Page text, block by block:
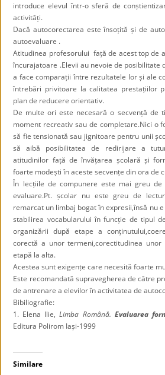
introduce elevul într-o sferă de
activități.
Dacă autocorectarea este însoțită și de
autoevaluare .
Atitudinea profesorului față de acest top de
încurajatoare .Elevii au nevoie de posibilitate
a face comparații între rezultatele lor și ale
întrebări privitoare la calitatea prestațiilor
plan de reducere orientativ.
De multe ori este necesară o secvență de
moment recreativ sau de completare.Nici o
să fie tensionată sau jignitoare pentru unii
să aibă posibilitatea de redirijare a
atitudinilor față de învățarea școlară și
foarte modești în aceste secvențe din ora de
În lecțiile de compunere este mai greu
evaluare.Pt. școlar nu este greu de
remarcat un limbaj bogat în expresii,însă nu
stabilirea vocabularului în funcție de tipul
organizării după etape a
corectă a unor termeni,corectitudinea
etapă la alta.
Acestea sunt exigențe care necesită foarte
Este recomandată supravegherea de către
de antrenare a elevilor în activitatea de
Bibiliografie:
1. Elena Ilie,Limba Română. Evaluarea
Editura Polirom Iași-1999
Similare